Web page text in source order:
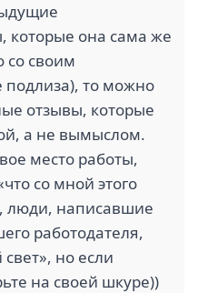
которые она сама же
со своим
подлиза), то можно
отзывы, которые
а не вымыслом.
место работы,
со мной этого
люди, написавшие
работодателя,
но если
на своей шкуре))